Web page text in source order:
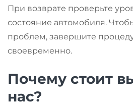
При возврате проверьте
состояние автомобиля.
проблем, завершите
своевременно.
Почему стоит
нас?